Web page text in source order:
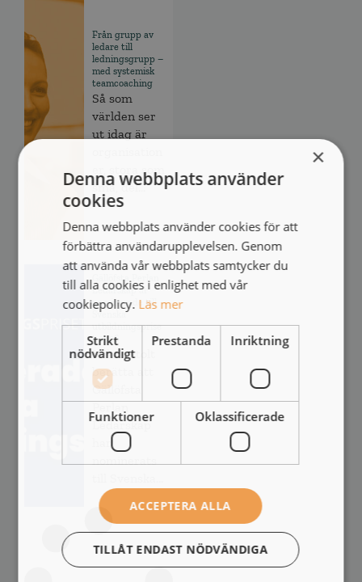
Från grupp av
ledare till
ledningsgrupp –
med systemisk
teamcoaching
Så som
världen ser
ut idag är
er, stora som
små, del...
Gällöfsta Perlan
Ledarskap är
nominerade till
Svenska
utbildningsprise
t 2026
Vi kan stolt
berätta att
Gällöfsta
Perlan
Ledarskap
har
×
Denna webbplats använder
cookies
Denna webbplats använder cookies för att
förbättra användarupplevelsen. Genom
att använda vår webbplats samtycker du
till alla cookies i enlighet med vår
cookiepolicy. Läs mer
Strikt
nödvändigt
Prestanda Inriktning
Funktioner Oklassificerade
ACCEPTERA ALLA
TILLÅT ENDAST NÖDVÄNDIGA